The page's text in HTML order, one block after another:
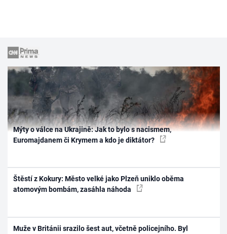
Mýty o válce na Ukrajině: Jak to bylo s nacismem,
Euromajdanem či Krymem a kdo je diktátor?
Štěstí z Kokury: Město velké jako Plzeň uniklo oběma
atomovým bombám, zasáhla náhoda
Muže v Británii srazilo šest aut, včetně policejního. Byl